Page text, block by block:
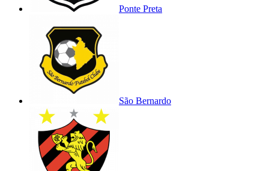
Ponte Preta
São Bernardo